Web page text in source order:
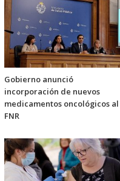
Gobierno anunció
incorporación de nuevos
medicamentos oncológicos al
FNR